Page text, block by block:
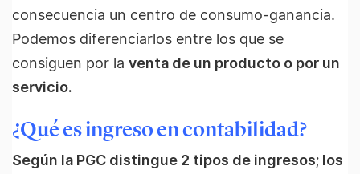
consecuencia un centro de consumo-ganancia.
Podemos diferenciarlos entre los que se
consiguen por la venta de un producto o por un
servicio.
¿Qué es ingreso en contabilidad?
Según la PGC distingue 2 tipos de ingresos; los